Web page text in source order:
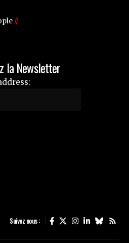
//
la Newsletter
Suivez nous :